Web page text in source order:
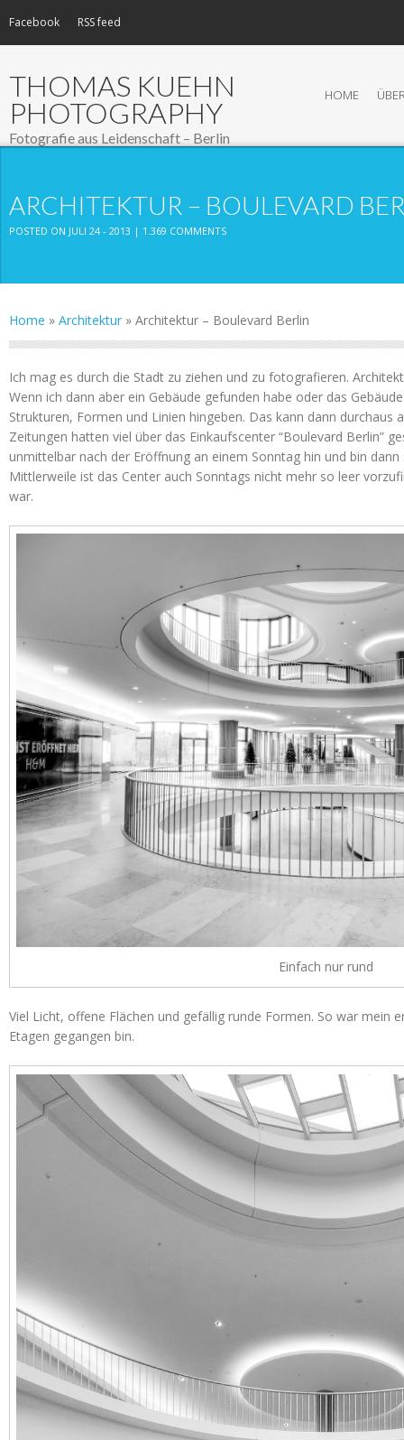
Facebook RSS feed
THOMAS KUEHN
PHOTOGRAPHY
Fotografie aus Leidenschaft – Berlin
HOME
ARCHITEKTUR – BOULEVARD
POSTED ON JULI 24 - 2013 | 1.369 COMMENTS
Home » Architektur » Architektur – Boulevard Berlin
Ich mag es durch die Stadt zu ziehen und zu fotografieren.
Wenn ich dann aber ein Gebäude gefunden habe oder das
Strukturen, Formen und Linien hingeben. Das kann dann durchaus
Zeitungen hatten viel über das Einkaufscenter “Boulevard Berlin”
unmittelbar nach der Eröffnung an einem Sonntag hin und bin
Mittlerweile ist das Center auch Sonntags nicht mehr so leer
war.
Einfach nur rund
Viel Licht, offene Flächen und gefällig runde Formen. So war mein
Etagen gegangen bin.